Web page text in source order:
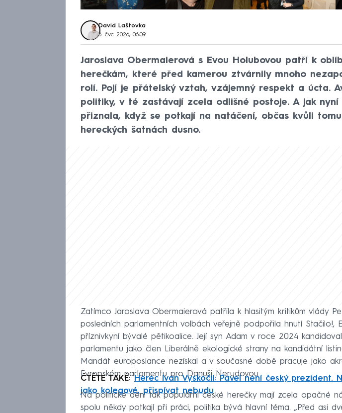
David Laštovka
6. čvc 2026, 06:09
Jaroslava Obermaierová s Evou Holubovou patří k
herečkám, které před kamerou ztvárnily mnoho
rolí. Pojí je přátelský vztah, vzájemný respekt a úcta.
politiky, v té zastávají zcela odlišné postoje. A jak nyní
přiznala, když se potkají na natáčení, občas kvůli
hereckých šatnách dusno.
Zatímco Jaroslava Obermaierová patřila k hlasitým kritikům vlády
posledních parlamentních volbách veřejně podpořila hnutí Stačilo!,
příznivkyní bývalé pětikoalice. Její syn Adam v roce 2024
parlamentu jako člen Liberálně ekologické strany na kandidátní
Mandát europoslance nezískal a v současné době pracuje jako
Evropském parlamentu pro Danuši Nerudovou.
ČTĚTE TAKÉ:Herec Ivan Vyskočil: Pavel není český prezident.
jako kolegové, přispívat nebudu
Na politické dění tak populární české herečky mají zcela opačné
spolu někdy potkají při práci, politika bývá hlavní téma. „Před asi